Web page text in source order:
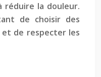
réduire la douleur.
de choisir des
de respecter les